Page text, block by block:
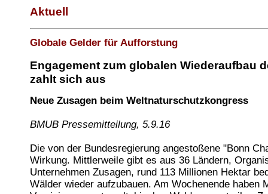
Aktuell
Globale Gelder für Aufforstung
Engagement zum globalen Wiederaufbau
zahlt sich aus
Neue Zusagen beim Weltnaturschutzkongress
BMUB Pressemitteilung, 5.9.16
Die von der Bundesregierung angestoßene "Bonn
Wirkung. Mittlerweile gibt es aus 36 Ländern,
Unternehmen Zusagen, rund 113 Millionen Hektar
Wälder wieder aufzubauen. Am Wochenende haben